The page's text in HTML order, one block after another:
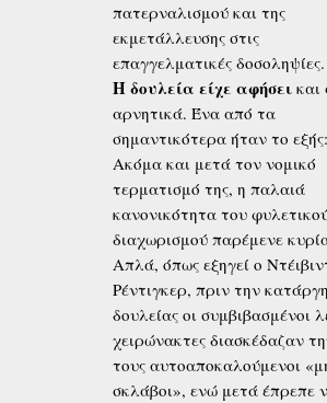
πατερναλισμού και της
εκμετάλλευσης στις
επαγγελματικές δοσοληψίες.
Η δουλεία είχε αφήσει
αρνητικά. Ένα από τα
σημαντικότερα ήταν το εξής:
Ακόμα και μετά τον νομικό
τερματισμό της, η παλαιά
κανονικότητα του
διαχωρισμού παρέμενε
Απλά, όπως εξηγεί ο
Ρέντιγκερ, πριν την
δουλείας οι συμβιβασμένοι
χειρώνακτες διασκέδαζαν
τους αυτοαποκαλούμενοι
σκλάβοι», ενώ μετά έπρεπε